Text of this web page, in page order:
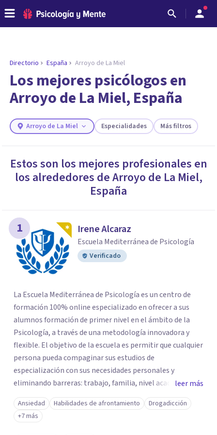
ENCONTRAR MI TERAPEUTA
¿Necesitas ayuda para encontrar el
psicólogo adecuado?
Responde a unas breves preguntas y te ofreceremos
necesidades.
Directorio España Arroyo de La Miel
Los mejores psicólogos en
Arroyo de La Miel, España
Arroyo de La Miel Especialidades Más filtros
Estos son los mejores profesionales en
los alrededores deArroyo de La Miel,
España
1 Irene Alcaraz
Escuela Mediterránea de Psicología
Verificado
La Escuela Mediterránea de Psicología es un centro de
formación 100% online especializado en ofrecer a sus
alumnos formación de primer nivel en el ámbito de la
Psicología, a través de una metodología innovadora y
flexible. El objetivo de la escuela es permitir que cualquier
persona pueda compaginar sus estudios de
especialización con sus necesidades personales y
eliminando barreras: trabajo, familia, nivel académico,
etc. Si estás comprometido con tu formación, en la
Escuela Mediterránea de Psicología serás bienvenido y
disfrutarás de una educación a tu ritmo, con todas las
leer más
Ansiedad Habilidades de afrontamiento
Drogadicción
+7 más